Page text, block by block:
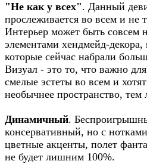
"Не как у всех". Данный
прослеживается во всем и не
Интерьер может быть совсем
элементами хендмейд-
которые сейчас набрали
Визуал - это то, что важно
смелые эстеты во всем и
необычнее пространство, тем
Динамичный.
консервативный, но с
цветные акценты, полет
не будет лишним 100%.